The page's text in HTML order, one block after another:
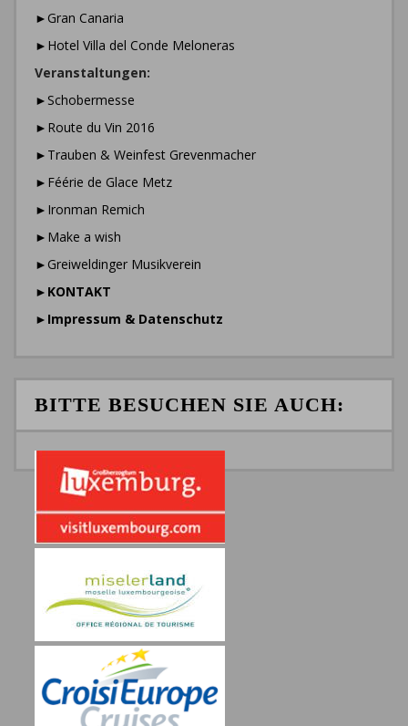
►Gran Canaria
►Hotel Villa del Conde Meloneras
Veranstaltungen:
►Schobermesse
►Route du Vin 2016
►Trauben & Weinfest Grevenmacher
►Féérie de Glace Metz
►Ironman Remich
►Make a wish
►Greiweldinger Musikverein
► KONTAKT
► Impressum & Datenschutz
BITTE BESUCHEN SIE AUCH: